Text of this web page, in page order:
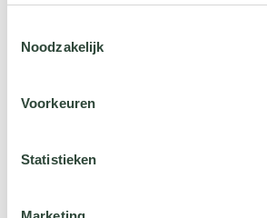
jehier.
Noodzakelijk
Voorkeuren
Statistieken